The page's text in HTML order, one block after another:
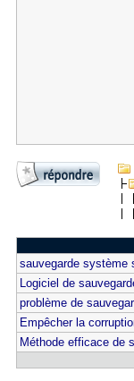
sauvegarde système
Logiciel de
problème de
Empêcher la
Méthode efficace de